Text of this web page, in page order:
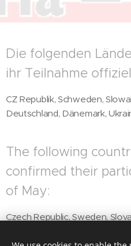
Die folgenden
ihr Teilnahme
CZ Republik, Schweden,
Deutschland, Dänemark,
The following
confirmed their
of May:
Czech Republic, Sweden,